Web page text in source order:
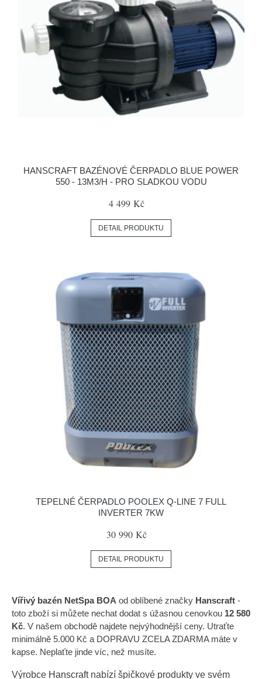
HANSCRAFT BAZÉNOVÉ ČERPADLO BLUE POWER
550 - 13M3/H - PRO SLADKOU VODU
4 499 Kč
DETAIL PRODUKTU
TEPELNÉ ČERPADLO POOLEX Q-LINE 7 FULL
INVERTER 7KW
30 990 Kč
DETAIL PRODUKTU
Vířivý bazén NetSpa BOA od oblíbené značky Hanscraft -
toto zboží si můžete nechat dodat s úžasnou cenovkou 12 580
Kč. V našem obchodě najdete nejvýhodnější ceny. Utraťte
minimálně 5.000 Kč a DOPRAVU ZCELA ZDARMA máte v
kapse. Neplaťte jinde víc, než musíte.
Výrobce Hanscraftnabízí špičkové produkty ve svém